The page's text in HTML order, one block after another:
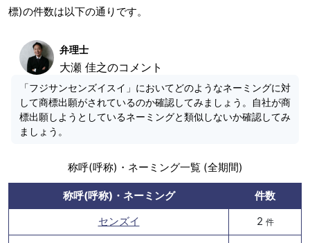
標)の件数は以下の通りです。
弁理士
大瀬 佳之のコメント
「フジサンセンズイスイ」においてどのようなネーミングに対
して商標出願がされているのか確認してみましょう。自社が商
標出願しようとしているネーミングと類似しないか確認してみ
ましょう。
称呼(呼称)・ネーミング一覧 (全期間)
称呼(呼称)・ネーミング
件数
センズイ
2 件